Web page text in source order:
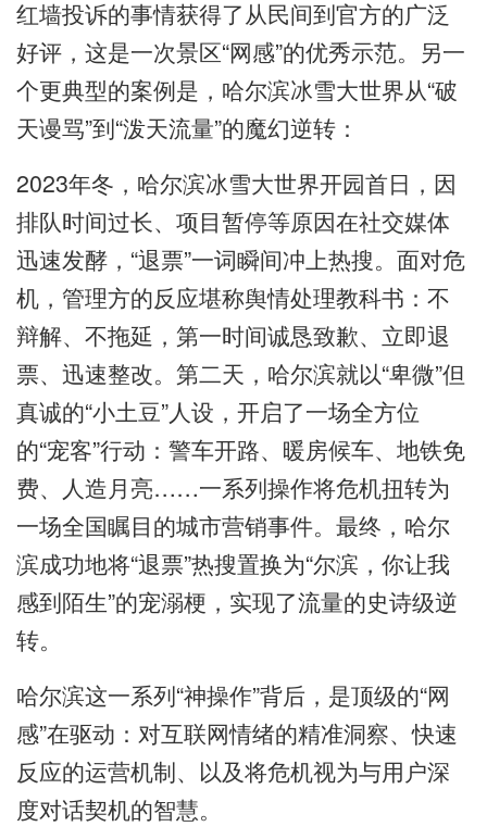
红墙投诉的事情获得了从民间到官方的广泛
好评，这是一次景区“网感”的优秀示范。另一
个更典型的案例是，哈尔滨冰雪大世界从“破
天谩骂”到“泼天流量”的魔幻逆转：
2023年冬，哈尔滨冰雪大世界开园首日，因
排队时间过长、项目暂停等原因在社交媒体
迅速发酵，“退票”一词瞬间冲上热搜。面对危
机，管理方的反应堪称舆情处理教科书：不
辩解、不拖延，第一时间诚恳致歉、立即退
票、迅速整改。第二天，哈尔滨就以“卑微”但
真诚的“小土豆”人设，开启了一场全方位
的“宠客”行动：警车开路、暖房候车、地铁免
费、人造月亮……一系列操作将危机扭转为
一场全国瞩目的城市营销事件。最终，哈尔
滨成功地将“退票”热搜置换为“尔滨，你让我
感到陌生”的宠溺梗，实现了流量的史诗级逆
转。
哈尔滨这一系列“神操作”背后，是顶级的“网
感”在驱动：对互联网情绪的精准洞察、快速
反应的运营机制、以及将危机视为与用户深
度对话契机的智慧。